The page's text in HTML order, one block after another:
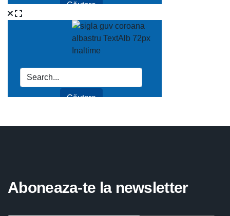
Aboneaza-te la newsletter